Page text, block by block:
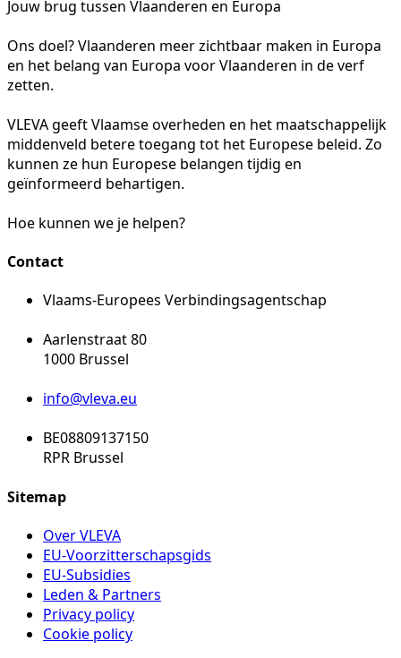
Jouw brug tussen Vlaanderen en Europa
Ons doel? Vlaanderen meer zichtbaar maken in Europa
en het belang van Europa voor Vlaanderen in de verf
zetten.
VLEVA geeft Vlaamse overheden en het maatschappelijk
middenveld betere toegang tot het Europese beleid. Zo
kunnen ze hun Europese belangen tijdig en
geïnformeerd behartigen.
Hoe kunnen we je helpen?
Contact
Vlaams-Europees Verbindingsagentschap
Aarlenstraat 80
1000 Brussel
info@vleva.eu
BE08809137150
RPR Brussel
Sitemap
Over VLEVA
EU-Voorzitterschapsgids
EU-Subsidies
Leden & Partners
Privacy policy
Cookie policy